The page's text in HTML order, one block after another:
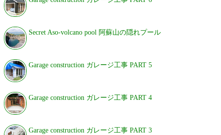
Secret Aso-volcano pool 阿蘇山の隠れプール
Garage construction ガレージ工事 PART 5
Garage construction ガレージ工事 PART 4
Garage construction ガレージ工事 PART 3